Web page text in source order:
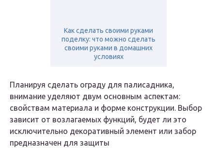
Как сделать своими руками
поделку: что можно сделать
своими руками в домашних
условиях
Планируя сделать ограду для палисадника,
внимание уделяют двум основным аспектам:
свойствам материала и форме конструкции. Выбор
зависит от возлагаемых функций, будет ли это
исключительно декоративный элемент или забор
предназначен для защиты